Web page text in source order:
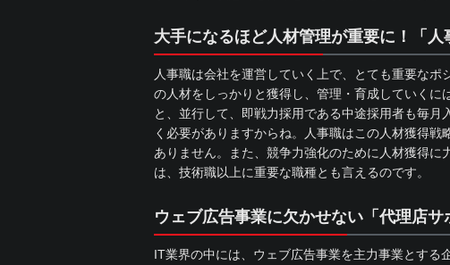
大手になるほど人材管理が重要に！「人
人事職は会社を運営していく上で、とても重要な
の人材をしっかりと獲得し、管理・育成していく
と、並行して、即戦力採用である中途採用者も毎
く必要がありますからね。人事職はこの人材獲得
ありません。また、競争力強化のために人材獲得
は、技術職以上に重要な職種とも言えるのです。
ウェブ広告事業に欠かせない「代理店サ
IT業界の中には、ウェブ広告事業を主力事業とす